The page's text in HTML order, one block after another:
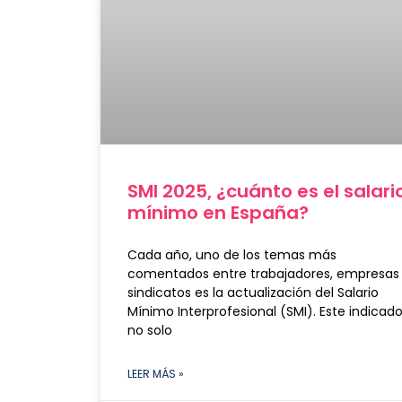
SMI 2025, ¿cuánto es el
mínimo en España?
Cada año, uno de los temas más
comentados entre trabajadores, empresas
sindicatos es la actualización del Salario
Mínimo Interprofesional (SMI). Este
no solo
LEER MÁS »